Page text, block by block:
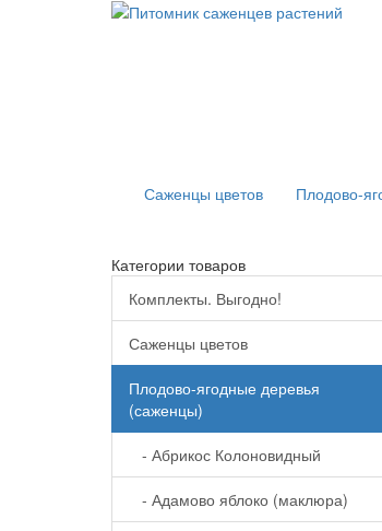
Саженцы цветов Плодово-
Категории товаров
Комплекты. Выгодно!
Саженцы цветов
Плодово-ягодные деревья
(саженцы)
- Абрикос Колоновидный
- Адамово яблоко (маклюра)